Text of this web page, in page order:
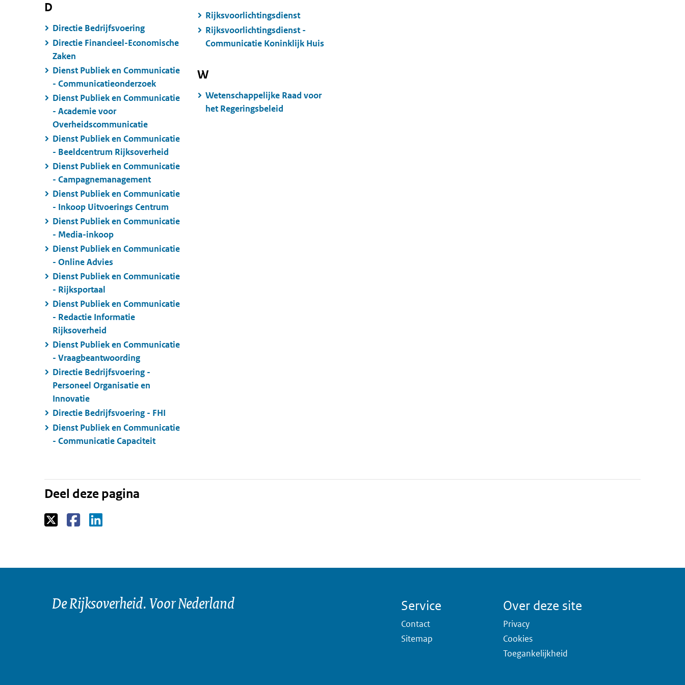
D
Directie Bedrijfsvoering
Directie Financieel-Economische
Zaken
Dienst Publiek en Communicatie
- Communicatieonderzoek
Dienst Publiek en Communicatie
- Academie voor
Overheidscommunicatie
Dienst Publiek en Communicatie
- Beeldcentrum Rijksoverheid
Dienst Publiek en Communicatie
- Campagnemanagement
Dienst Publiek en Communicatie
- Inkoop Uitvoerings Centrum
Dienst Publiek en Communicatie
- Media-inkoop
Dienst Publiek en Communicatie
- Online Advies
Dienst Publiek en Communicatie
- Rijksportaal
Dienst Publiek en Communicatie
- Redactie Informatie
Rijksoverheid
Dienst Publiek en Communicatie
- Vraagbeantwoording
Directie Bedrijfsvoering -
Personeel Organisatie en
Innovatie
Directie Bedrijfsvoering - FHI
Dienst Publiek en Communicatie
- Communicatie Capaciteit
Rijksvoorlichtingsdienst
Rijksvoorlichtingsdienst -
Communicatie Koninklijk Huis
W
Wetenschappelijke Raad voor
het Regeringsbeleid
Deel deze pagina
De Rijksoverheid. Voor Nederland Service
Contact
Sitemap
Over deze site
Privacy
Cookies
Toegankelijkheid